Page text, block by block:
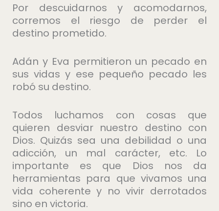
Por descuidarnos y acomodarnos,
corremos el riesgo de perder el
destino prometido.
Adán y Eva permitieron un pecado en
sus vidas y ese pequeño pecado les
robó su destino.
Todos luchamos con cosas que
quieren desviar nuestro destino con
Dios. Quizás sea una debilidad o una
adicción, un mal carácter, etc. Lo
importante es que Dios nos da
herramientas para que vivamos una
vida coherente y no vivir derrotados
sino en victoria.